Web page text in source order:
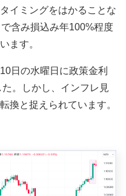
イミングをはかることな
含み損込み年100%程度
ます。
日の水曜日に政策金利
。しかし、インフレ見
換と捉えられています。